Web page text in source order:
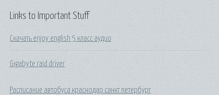
Links to Important Stuff
Скачать enjoy english 5 класс аудио
Gigabyte raid driver
Расписание автобуса краснодар санкт петербург